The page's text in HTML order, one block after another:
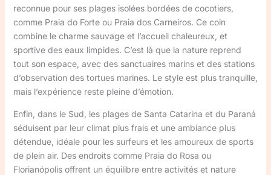
reconnue pour ses plages isolées bordées de cocotiers,
comme Praia do Forte ou Praia dos Carneiros. Ce coin
combine le charme sauvage et l’accueil chaleureux, et
sportive des eaux limpides. C’est là que la nature reprend
tout son espace, avec des sanctuaires marins et des stations
d’observation des tortues marines. Le style est plus tranquille,
mais l’expérience reste pleine d’émotion.
Enfin, dans le Sud, les plages de Santa Catarina et du Paraná
séduisent par leur climat plus frais et une ambiance plus
détendue, idéale pour les surfeurs et les amoureux de sports
de plein air. Des endroits comme Praia do Rosa ou
Florianópolis offrent un équilibre entre activités et nature